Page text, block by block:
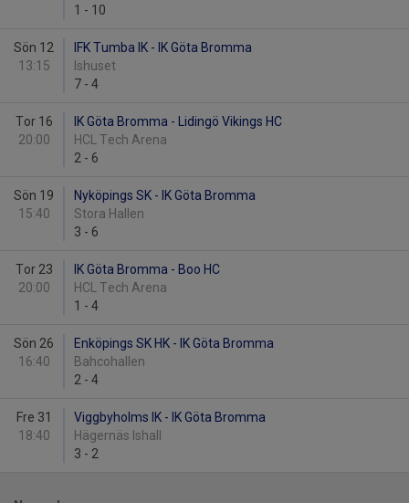
1 - 10
Sön 12
13:15
IFK Tumba IK - IK Göta Bromma
Ishuset
7 - 4
Tor 16
20:00
IK Göta Bromma - Lidingö Vikings HC
HCL Tech Arena
2 - 6
Sön 19
15:40
Nyköpings SK - IK Göta Bromma
Stora Hallen
3 - 6
Tor 23
20:00
IK Göta Bromma - Boo HC
HCL Tech Arena
1 - 4
Sön 26
16:40
Enköpings SK HK - IK Göta Bromma
Bahcohallen
2 - 4
Fre 31
18:40
Viggbyholms IK - IK Göta Bromma
Hägernäs Ishall
3 - 2